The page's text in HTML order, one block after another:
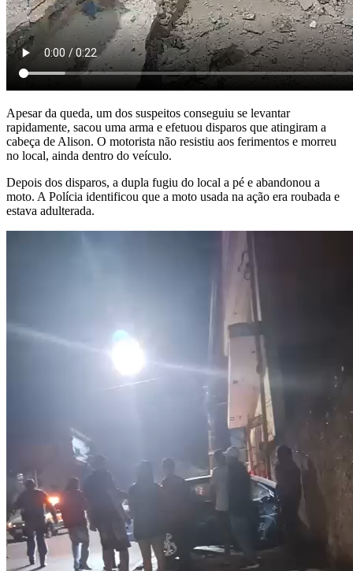
Apesar da queda, um dos suspeitos conseguiu se levantar
rapidamente, sacou uma arma e efetuou disparos que atingiram a
cabeça de Alison. O motorista não resistiu aos ferimentos e morreu
no local, ainda dentro do veículo.
Depois dos disparos, a dupla fugiu do local a pé e abandonou a
moto. A Polícia identificou que a moto usada na ação era roubada e
estava adulterada.